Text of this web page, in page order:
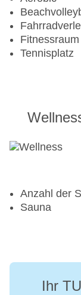
Fitnessraum
Tennisplatz
Anzahl der
Sauna
Ihr